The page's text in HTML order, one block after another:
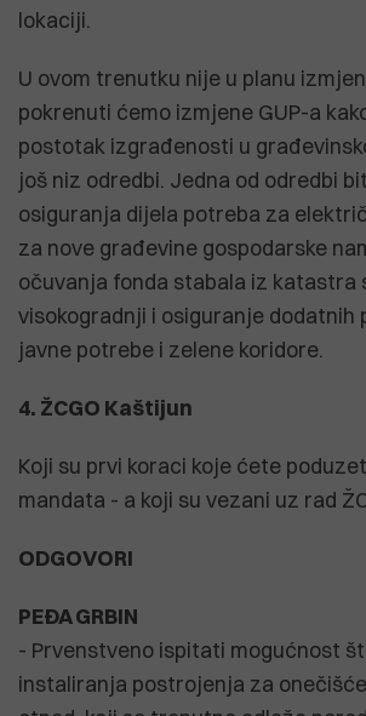
lokaciji.
U ovom trenutku nije u planu
pokrenuti ćemo izmjene GUP-a
postotak izgrađenosti u
još niz odredbi. Jedna od odredbi
osiguranja dijela potreba za
za nove građevine gospodarske
očuvanja fonda stabala iz katastra
visokogradnji i osiguranje dodatnih
javne potrebe i zelene koridore.
4. ŽCGO Kaštijun
Koji su prvi koraci koje ćete
mandata - a koji su vezani uz rad
ODGOVORI
PEĐA GRBIN
- Prvenstveno ispitati mogućnost
instaliranja postrojenja za